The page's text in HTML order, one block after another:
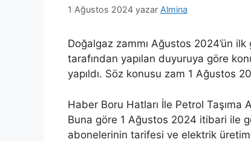
1 Ağustos 2024 yazar Almina
Doğalgaz zammı Ağustos 2024’ün
tarafından yapılan duyuruya göre
yapıldı. Söz konusu zam 1 Ağustos
Haber Boru Hatları İle Petrol Taşıma
Buna göre 1 Ağustos 2024 itibari ile
abonelerinin tarifesi ve elektrik